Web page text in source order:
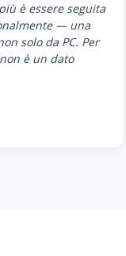
è essere seguita
— una
solo da PC. Per
è un dato